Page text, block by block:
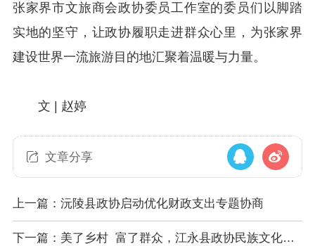
张家界市文旅商会政协委员工作室的委员们以脚踏
实地的坚守，让政协履职走进群众心里，为张家界
建设世界一流旅游目的地汇聚着温暖与力量。
文 | 赵婷
文章分享
上一篇：沅陵县政协启动优化财政支出专题协商
下一篇：美了乡村 富了群众，江永县政协民族文化传